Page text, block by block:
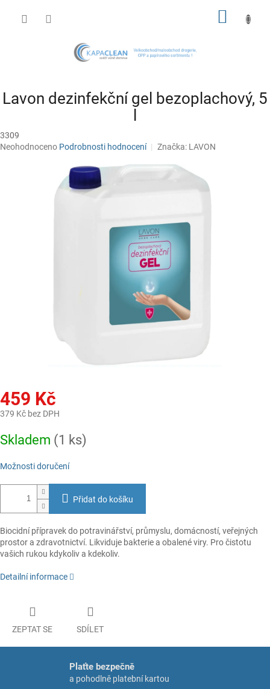
Lavon dezinfekční gel bezoplachový, 5
3309
Průměrné
Neohodnoceno Podrobnosti hodnocení Značka: LAVON
459 Kč
379 Kč bez DPH
cena:
Skladem (1 ks)
Možnosti doručení
Přidat do košíku
Biocidní přípravek do potravinářství, průmyslu, domácností, veřejných
prostor a zdravotnictví. Likviduje bakterie a obalené viry. Pro čistotu
vašich rukou kdykoliv a kdekoliv.
Detailní informace
ZEPTAT SE SDÍLET
Plaťte bezpečně
a pohodlně platební kartou